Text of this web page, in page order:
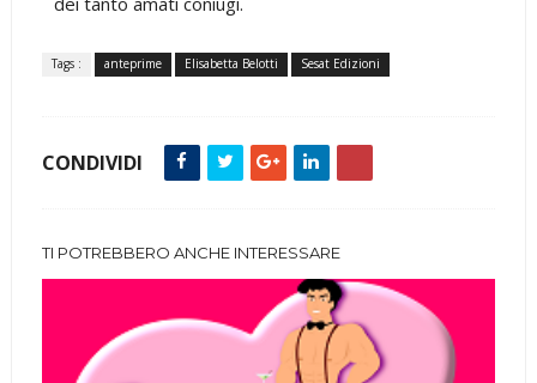
Tags : anteprime Elisabetta Belotti Sesat Edizioni
CONDIVIDI
TI POTREBBERO ANCHE INTERESSARE